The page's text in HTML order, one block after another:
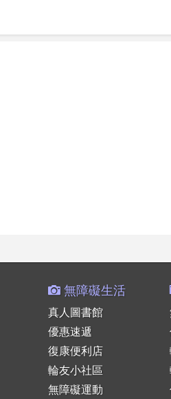
無障礙生活
真人圖書館
優惠速遞
復康便利店
輪友小社區
無障礙運動